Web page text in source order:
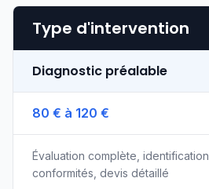
Type d'intervention
Diagnostic préalable
80 € à 120 €
Évaluation complète,
conformités, devis détaillé